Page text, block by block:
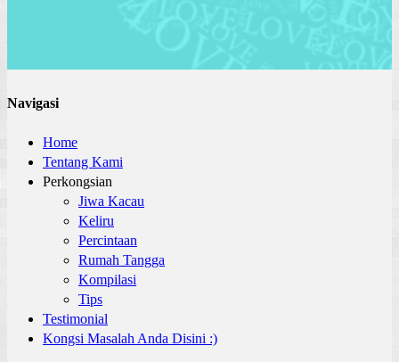
Navigasi
Home
Tentang Kami
Perkongsian
Jiwa Kacau
Keliru
Percintaan
Rumah Tangga
Kompilasi
Tips
Testimonial
Kongsi Masalah Anda Disini :)